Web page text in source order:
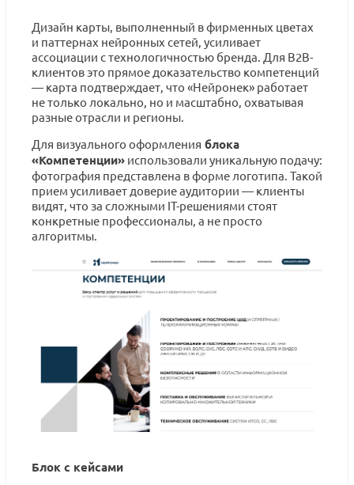
Дизайн карты, выполненный в фирменных цветах
и паттернах нейронных сетей, усиливает
ассоциации с технологичностью бренда. Для B2B-
клиентов это прямое доказательство компетенций
— карта подтверждает, что «Нейронек» работает
не только локально, но и масштабно, охватывая
разные отрасли и регионы.
Для визуального оформления блока
«Компетенции» использовали уникальную подачу:
фотография представлена в форме логотипа. Такой
прием усиливает доверие аудитории — клиенты
видят, что за сложными IT-решениями стоят
конкретные профессионалы, а не просто
алгоритмы.
Блок с кейсами